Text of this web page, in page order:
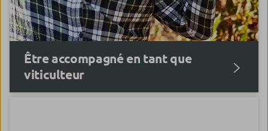
Être accompagné en tant que
viticulteur